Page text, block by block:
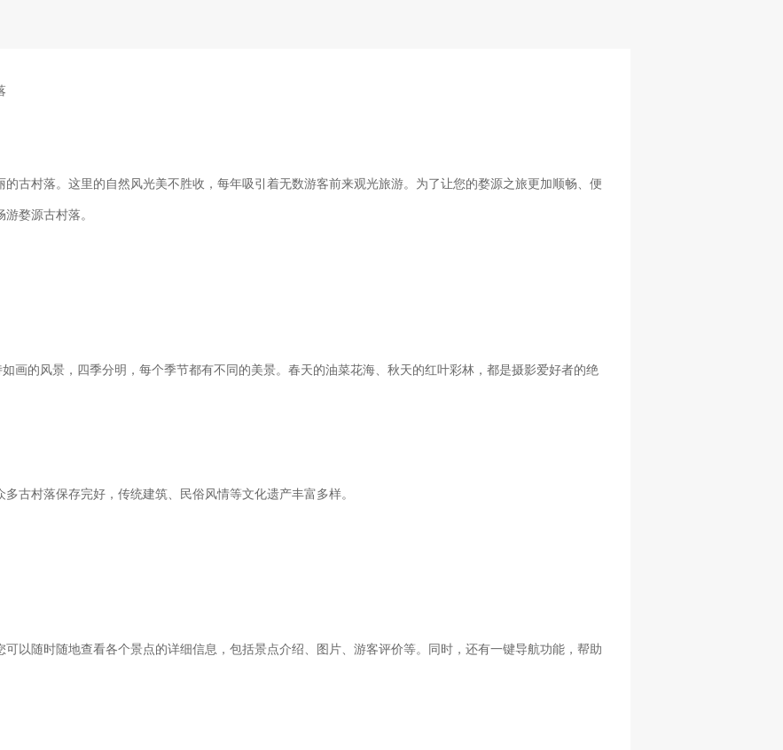
古村落。这里的自然风光美不胜收，每年吸引着无数游客前来观光旅游。为了让您的婺源之旅更加顺畅、便
婺源古村落。
画的风景，四季分明，每个季节都有不同的美景。春天的油菜花海、秋天的红叶彩林，都是摄影爱好者的绝
古村落保存完好，传统建筑、民俗风情等文化遗产丰富多样。
以随时随地查看各个景点的详细信息，包括景点介绍、图片、游客评价等。同时，还有一键导航功能，帮助